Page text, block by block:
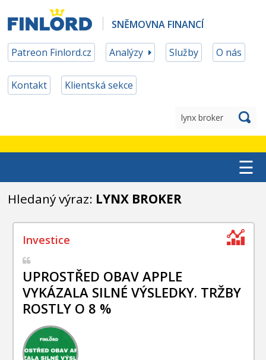
SNĚMOVNA FINANCÍ
Patreon Finlord.cz Analýzy Služby O nás
Kontakt Klientská sekce
☰
TOP ETF
FOND SLAVIC CAPITAL
PODÍLOVÉ FONDY
Hledaný výraz: LYNX BROKER
UPROSTŘED OBAV APPLE
VYKÁZALA SILNÉ VÝSLEDKY. TRŽBY
ROSTLY O 8 %